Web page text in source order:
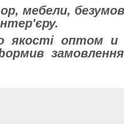
мебели,
якості оптом и